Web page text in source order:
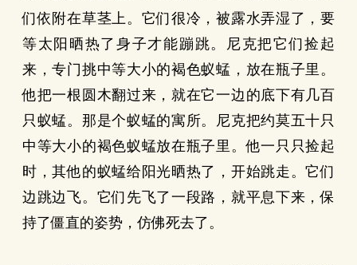
们依附在草茎上。它们很冷，被露水弄湿了，要
等太阳晒热了身子才能蹦跳。尼克把它们捡起
来，专门挑中等大小的褐色蚁蜢，放在瓶子里。
他把一根圆木翻过来，就在它一边的底下有几百
只蚁蜢。那是个蚁蜢的寓所。尼克把约莫五十只
中等大小的褐色蚁蜢放在瓶子里。他一只只捡起
时，其他的蚁蜢给阳光晒热了，开始跳走。它们
边跳边飞。它们先飞了一段路，就平息下来，保
持了僵直的姿势，仿佛死去了。